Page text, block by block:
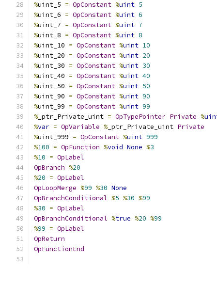
%uint_5 = OpConstant %uint 5
%uint_6 = OpConstant %uint 6
%uint_7 = OpConstant %uint 7
%uint_8 = OpConstant %uint 8
%uint_10 = OpConstant %uint 10
%uint_20 = OpConstant %uint 20
%uint_30 = OpConstant %uint 30
%uint_40 = OpConstant %uint 40
%uint_50 = OpConstant %uint 50
%uint_90 = OpConstant %uint 90
%uint_99 = OpConstant %uint 99
% _ptr_Private_uint = OpTypePointer Private %
%var = OpVariable % _ptr_Private_uint Private
%uint_999 = OpConstant %uint 999
%100 = OpFunction %void None %3
%10 = OpLabel
OpBranch %20
%20 = OpLabel
OpLoopMerge %99 %30 None
OpBranchConditional %5 %30 %99
%30 = OpLabel
OpBranchConditional %true %20 %99
%99 = OpLabel
OpReturn
OpFunctionEnd